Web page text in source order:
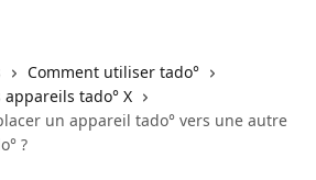
Comment utiliser tado°
tado° X
un appareil tado° vers une autre
?